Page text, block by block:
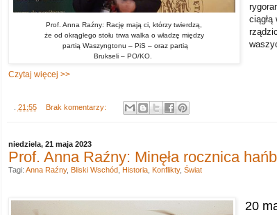
Prof. Anna Raźny: Rację mają ci, którzy twierdzą,
że od okrągłego stołu trwa walka o władzę między
partią Waszyngtonu – PiS – oraz partią
Brukseli – PO/KO.
Czytaj więcej >>
21:55 Brak komentarzy:
niedziela, 21 maja 2023
Prof. Anna Raźny: Minęła rocznica
20
Tagi: Anna Raźny, Bliski Wschód, Historia, Konflikty, Świat